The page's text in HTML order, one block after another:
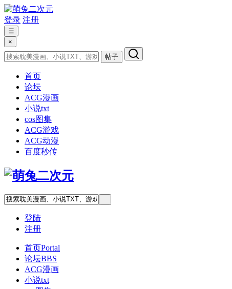
登录 注册
☰
×
帖子
首页
论坛
ACG漫画
小说txt
cos图集
ACG游戏
ACG动漫
百度秒传
登陆
注册
首页Portal
论坛BBS
ACG漫画
小说txt